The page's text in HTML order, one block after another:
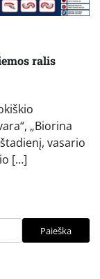
ralis
„Biorina
vasario
[…]
Paieška